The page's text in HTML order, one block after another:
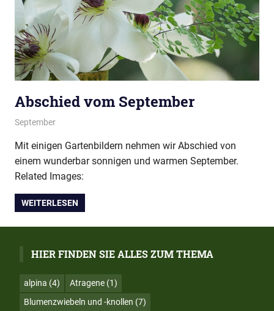
Abschied vom September
30/09/2018
montana
September
Mit einigen Gartenbildern nehmen wir Abschied von
einem wunderbar sonnigen und warmen September.
Related Images:
WEITERLESEN
HIER FINDEN SIE ALLES ZUM THEMA
alpina (4) Atragene (1)
Blumenzwiebeln und -knollen (7)